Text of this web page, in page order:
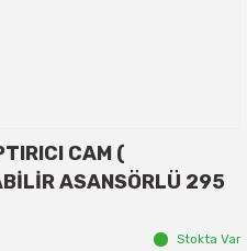
CAM (
ASANSÖRLÜ 295
Stokta Var